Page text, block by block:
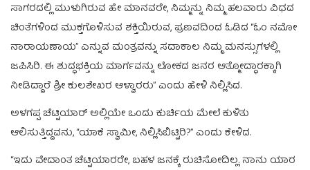
ಸಾಗರದಲ್ಲಿ ಮುಳುಗಿರುವ ಹೇ ಮಾನವರೇ, ನಿಮ್ಮನ್ನು ನಿಮ್ಮ ಹಲವಾರು ವಿಧದ
ಚಿಂತೆಗಳಿಂದ ಮುಕ್ತಗೊಳಿಸುವ ಶಕ್ತಿಯಿರುವ, ಪ್ರಣವದಿಂದ ಓಡಿದ “ಓಂ ನಮೋ
ನಾರಾಯಣಾಯ” ಎನ್ನುವ ಮಂತ್ರವನ್ನು ಸದಾಕಾಲ ನಿಮ್ಮ ಮನಸ್ಸುಗಳಲ್ಲಿ
ಜಪಿಸಿರಿ. ಈ ಶುದ್ಧಭಕ್ತಿಯ ಮಾರ್ಗವನ್ನು ಲೋಕದ ಜನರ ಆತ್ಮೋದ್ಧಾರಕ್ಕಾಗಿ
ನೀಡಿದ್ದಾರೆ ಶ್ರೀ ಕುಲಶೇಖರ ಆಳ್ವಾರರು” ಎಂದು ಹೇಳಿ ನಿಲ್ಲಿಸಿದ.
ಅಳಗಪ್ಪ ಚೆಟ್ಟಿಯಾರ್‌ ಅಲ್ಲಿಯೇ ಒಂದು ಕುರ್ಚಿಯ ಮೇಲೆ ಕುಳಿತು
ಆಲಿಸುತ್ತಿದ್ದವನು, “ಯಾಕೆ ಸ್ವಾಮೀ, ನಿಲ್ಲಿಸಿಬಿಟ್ಟಿರಿ?” ಎಂದು ಕೇಳಿದ.
“ಇದು ವೇದಾಂತ ಚೆಟ್ಟಿಯಾರರೇ, ಬಹಳ ಜನಕ್ಕೆ ರುಚಿಸೋದಿಲ್ಲ. ನಾನು ಯಾರ